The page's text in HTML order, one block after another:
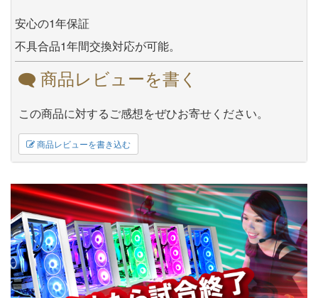
安心の1年保証
不具合品1年間交換対応が可能。
商品レビューを書く
この商品に対するご感想をぜひお寄せください。
商品レビューを書き込む